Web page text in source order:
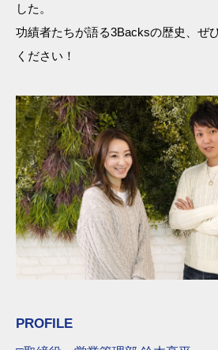
した。
功績者たちが語る3Backsの歴史、ぜ
ください！
PROFILE